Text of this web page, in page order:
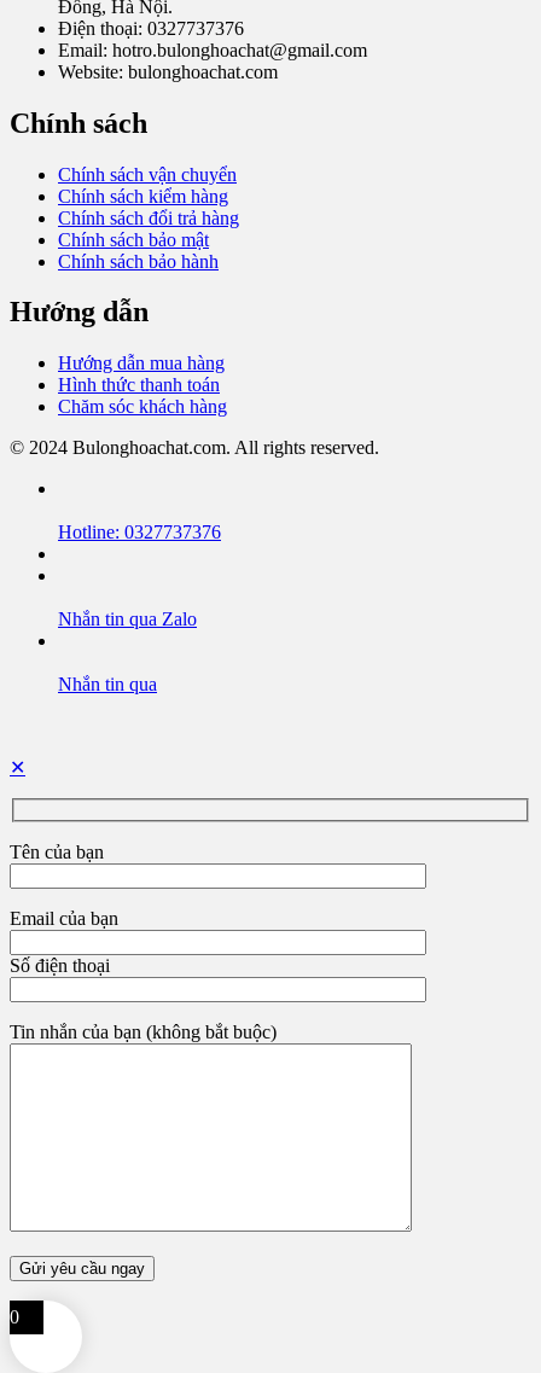
Đồng, Hà Nội.
Điện thoại: 0327737376
Email: hotro.bulonghoachat@gmail.com
Website: bulonghoachat.com
Chính sách
Chính sách vận chuyển
Chính sách kiểm hàng
Chính sách đổi trả hàng
Chính sách bảo mật
Chính sách bảo hành
Hướng dẫn
Hướng dẫn mua hàng
Hình thức thanh toán
Chăm sóc khách hàng
© 2024 Bulonghoachat.com. All rights reserved.
Hotline: 0327737376
Nhắn tin qua Zalo
Nhắn tin qua
✕
Tên của bạn
Email của bạn
Số điện thoại
Tin nhắn của bạn (không bắt buộc)
0